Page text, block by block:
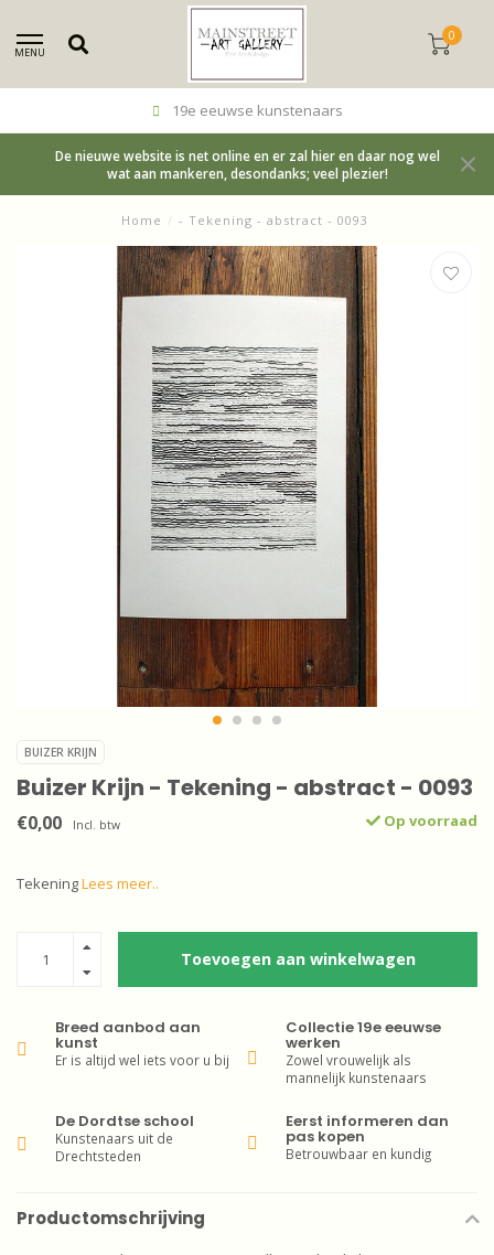
MENU
0
19e eeuwse kunstenaars
De nieuwe website is net online en er zal hier en daar nog wel
wat aan mankeren, desondanks; veel plezier!
Home / - Tekening - abstract - 0093
BUIZER KRIJN
Buizer Krijn - Tekening - abstract - 0093
€0,00 Incl. btw Op voorraad
TekeningLees meer..
Toevoegen aan winkelwagen
Breed aanbod aan
kunst
Er is altijd wel iets voor u bij
Collectie 19e eeuwse
werken
Zowel vrouwelijk als
mannelijk kunstenaars
De Dordtse school
Kunstenaars uit de
Drechtsteden
Eerst informeren dan
pas kopen
Betrouwbaar en kundig
Productomschrijving